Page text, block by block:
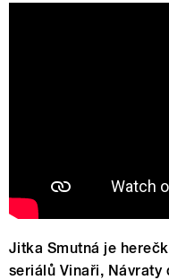
Jitka Smutná je
seriálů Vinaři, Návraty